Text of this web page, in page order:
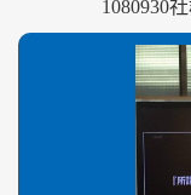
1080930